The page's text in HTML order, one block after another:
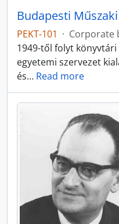
Budapesti
PEKT-101 · Corporate
1949-től folyt
egyetemi szervezet
és… Read more